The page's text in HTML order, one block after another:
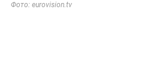
Фото: eurovision.tv